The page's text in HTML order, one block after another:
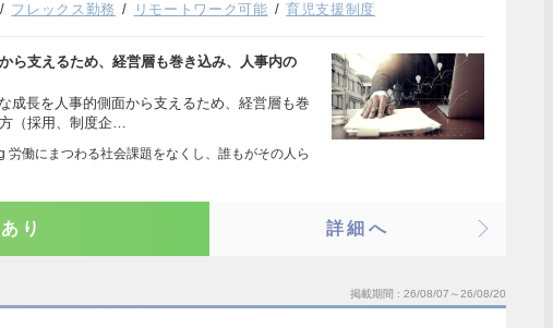
フレックス勤務 リモートワーク可能 育児支援制度
ら支えるため、経営層も巻き込み、人事内の
成長を人事的側面から支えるため、経営層も巻
（採用、制度企…
働にまつわる社会課題をなくし、誰もがその人ら
り 詳細へ
掲載期間 26/08/07～26/08/20